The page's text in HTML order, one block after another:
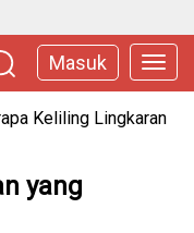
Masuk
Keliling Lingkaran
yang